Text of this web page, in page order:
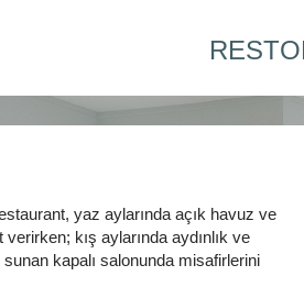
yaz aylarında açık havuz ve
kış aylarında aydınlık ve
kapalı salonunda misafirlerini